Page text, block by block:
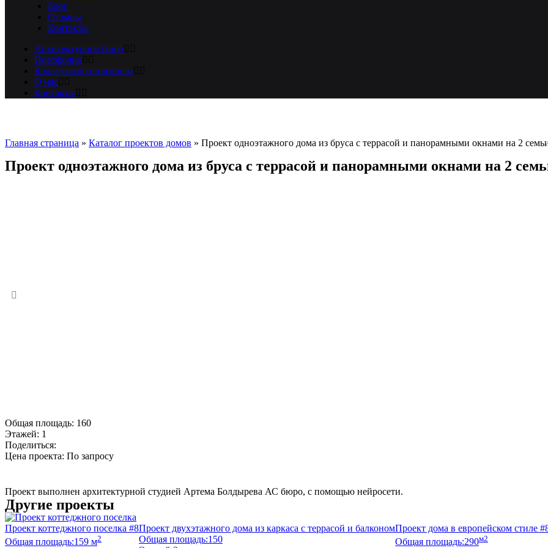
Блог
Отзывы
Контакты
Архитектурное бюро
Портфолио
Калькулятор стоимости
О нас
Контакты
Главная страница » Каталог проектов домов » Проект одноэтажного дома из бруса с террасой и панорамными окнами на 2
Проект одноэтажного дома из бруса с террасой и панорамными окнами на 2
Общая площадь: 160
Этажей: 1
Поделиться:
Цена проекта: По запросу
Проект выполнен архитектурной студией Артема Болдырева АС бюро, с помощью нейросети.
Другие проекты
Проект коттеджного поселка #8
Общая площадь:159 м2
Проект двухэтажного дома из каркаса с террасой и балконом
Общая площадь:150
Проект дома в европейском стиле
Общая площадь:290м2